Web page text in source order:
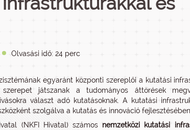
Olvasási idő: 24 perc
egyaránt központi szereplői a kutatási
játszanak a tudományos áttörések
választ adó kutatásoknak. A kutatási
szolgálva a kutatás és innováció fejlesztésében.
(NKFI Hivatal) számos nemzetközi kutatási